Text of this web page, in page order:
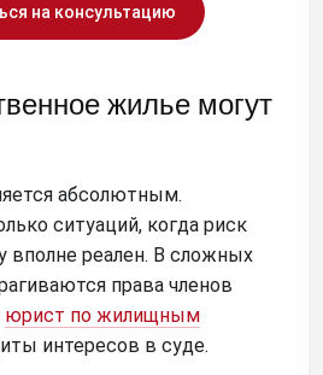
на консультацию
жилье могут
абсолютным.
ситуаций, когда риск
вполне реален. В сложных
права членов
юрист по жилищным
интересов в суде.